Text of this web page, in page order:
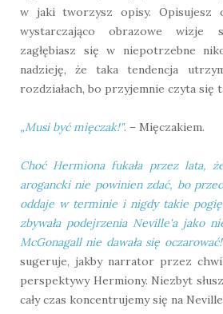
w jaki tworzysz opisy. Opisujesz
wystarczająco obrazowe wizje
zagłębiasz się w niepotrzebne
nadzieję, że taka tendencja
rozdziałach, bo przyjemnie czyta się
„Musi być mięczak!". – Mięczakiem.
Choć Hermiona fukała przez lata,
arogancki nie powinien zdać, bo
oddaje w terminie i nigdy takie
zbywała podejrzenia Neville'a jako
McGonagall nie dawała się oczarować!
sugeruje, jakby narrator przez
perspektywy Hermiony. Niezbyt
cały czas koncentrujemy się na